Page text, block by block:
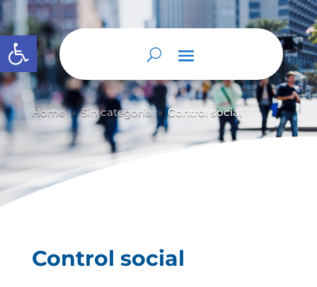
Abrir barra de herramientas
Home 9 Sin categoría 9 Control social
Control social